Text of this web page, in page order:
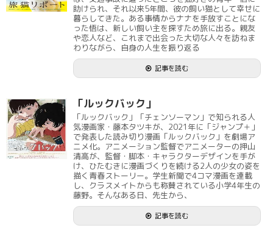
助けられ、それ以来5年間、彼の飼い猫として幸せに
暮らしてきた。ある事情からナナを手放すことにな
った悟は、新しい飼い主を探すため旅に出る。親友
や恋人など、これまで出会った大切な人々を訪ねま
わりながら、自身の人生を振り返る
記事を読む
「ルックバック」
「ルックバック」「チェンソーマン」で知られる人
気漫画家・藤本タツキが、2021年に「ジャンプ＋」
で発表した読み切り漫画「ルックバック」を劇場ア
ニメ化。アニメーション監督でアニメーターの押山
清高が、監督・脚本・キャラクターデザインを手が
け、ひたむきに漫画づくりを続ける2人の少女の姿を
描く青春ストーリー。学生新聞で4コマ漫画を連載
し、クラスメイトからも称賛されている小学4年生の
藤野。そんなある日、先生から、
記事を読む